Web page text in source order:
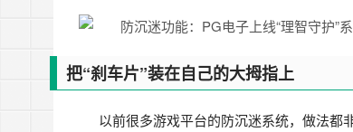
把“刹车片”装在自己的大拇指上
以前很多游戏平台的防沉迷系统，做法